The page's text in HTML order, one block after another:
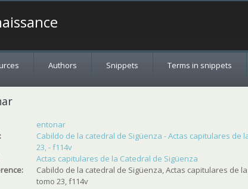
Authors Snippets Terms in snippets
entonar
Cabildo de la catedral de Sigüenza - Actas capitulares de
23, - f114v
Actas capitulares de la Catedral de Sigüenza
Cabildo de la catedral de Sigüenza, Actas capitulares de la
tomo 23, f114v